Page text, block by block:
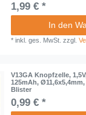
1,99 € *
In den
*inkl. ges. MwSt. zzgl.
V13GA Knopfzelle,
125mAh, Ø11,6x5,4mm,
Blister
0,99 € *